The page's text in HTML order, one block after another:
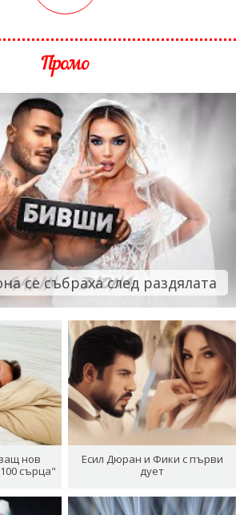
Промо
се събраха след раздялата
нов
сърца"
Есил Дюран и Фики с първи
дует